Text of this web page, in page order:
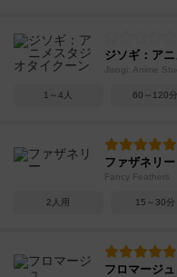
ジソギ：ア
Jisogi: Anime
1～4人 60～120分
ファザネリー
Fancy Feathers
2人用 15～30分
フロマージュ